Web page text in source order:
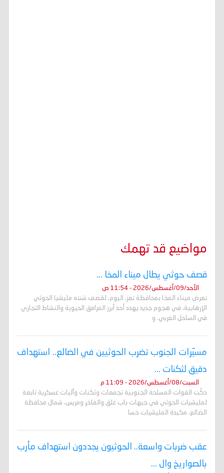
مواضيع قد تهمك
قصف حوثي يطال ميناء المخا ...
الأحد/09/أغسطس/2026 - 11:54 ص
تعرض ميناء المخا بمحافظة تعز، اليوم، لقصف شنته مليشيا الحوثي
الإرهابية، في هجوم جديد يهدد أحد أبرز المرافق الحيوية والنشاط التجاري
في الساحل الغربي. و
مسيّرات الجنوب تضرب الحوثيين في الضالع.. استهداف
دقيق لثكنات ...
السبت/08/أغسطس/2026 - 11:09 م
دكّت القوات المسلحة الجنوبية تجمعات وثكنات وآليات عسكرية تابعة
لمليشيات الحوثي في جبهات باب غلق والفاخر ومريس، شمال محافظة
الضالع، مكبدة المليشيات خسا
عقب ضربات واسعة.. الحوثيون يجددون استهداف مأرب
بالصواريخ وال ...